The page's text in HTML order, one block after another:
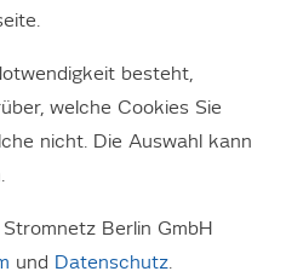
im
Störungsmeldungen vor.
Strom und
besteht,
welche Cookies Sie
nicht. Die Auswahl kann
Berlin GmbH
und Datenschutz.